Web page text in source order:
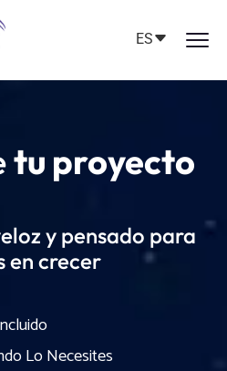
ES
tu proyecto
y pensado para
en crecer
Lo Necesites